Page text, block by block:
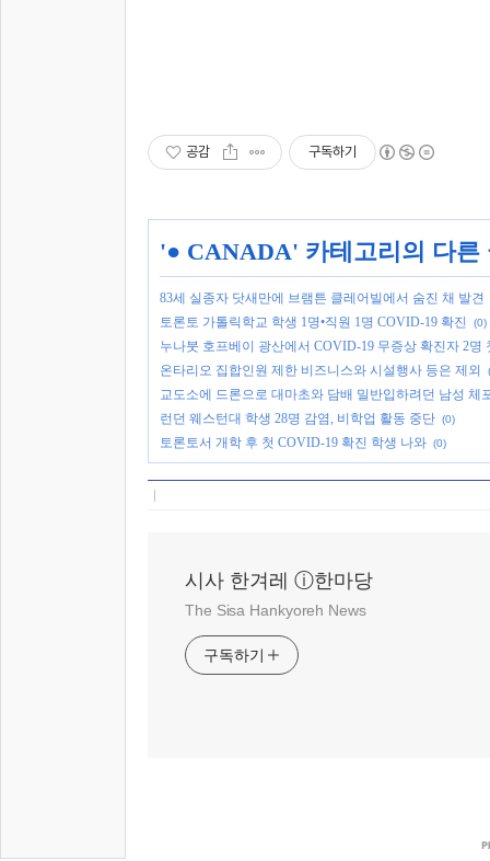
공감 구독하기
'● CANADA' 카테고리의 다른
83세 실종자 닷새만에 브램튼 클레어빌에서 숨진 채 발견
토론토 가톨릭학교 학생 1명•직원 1명 COVID-19 확진
(0)
누나붓 호프베이 광산에서 COVID-19 무증상 확진자 2명
온타리오 집합인원 제한 비즈니스와 시설행사 등은 제외
교도소에 드론으로 대마초와 담배 밀반입하려던 남성 체
런던 웨스턴대 학생 28명 감염, 비학업 활동 중단 (0)
토론토서 개학 후 첫 COVID-19 확진 학생 나와 (0)
시사 한겨레 ⓘ한마당
The Sisa Hankyoreh News
구독하기